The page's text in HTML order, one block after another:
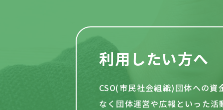
利用したい方へ
CSO(市民社会組織)団体への資
なく団体運営や広報といった活